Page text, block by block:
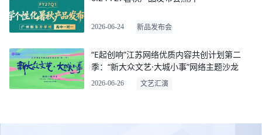
2026-06-24 新品发布会
“E起创响”江苏网络优质内容共创计划第二
季：“新大众文艺·大城小事”网络主题沙龙
2026-06-26 文艺汇演